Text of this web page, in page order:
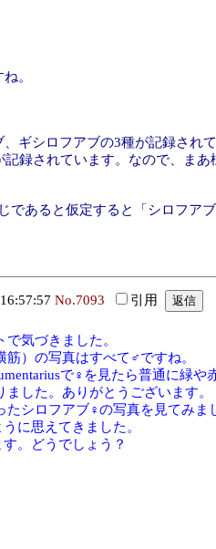
。
ギシロフアブの3種が記録されて
録されています。なので、ま
あると仮定すると「シロフア
No.7093 引用
気づきました。
筋）の写真はすべて♂ですね。
で♀を見たら普通に緑や
ました。ありがとうございます。
たシロフアブ♀の写真を見てみま
に思えてきました。
。どうでしょう？